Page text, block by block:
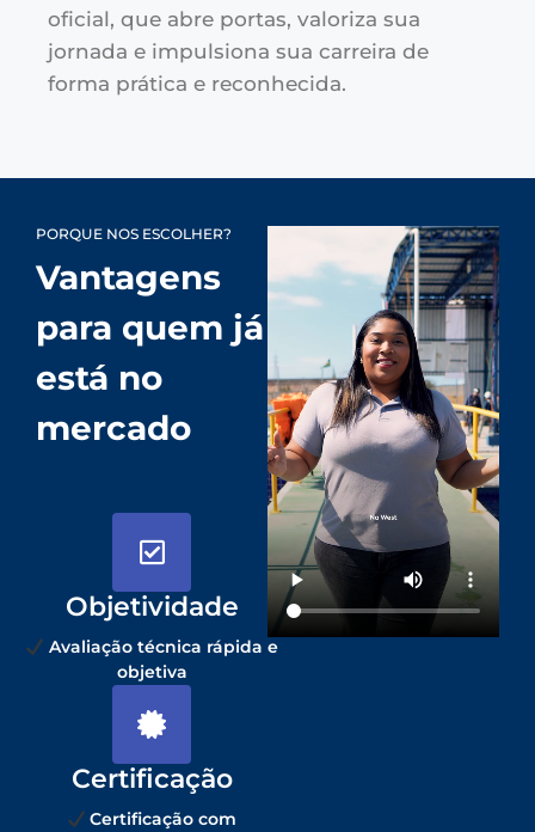
oficial, que abre portas, valoriza sua
jornada e impulsiona sua carreira de
forma prática e reconhecida.
PORQUE NOS ESCOLHER?
Vantagens
para quem já
está no
mercado
Objetividade
Avaliação técnica rápida e
objetiva
Certificação
Certificação com